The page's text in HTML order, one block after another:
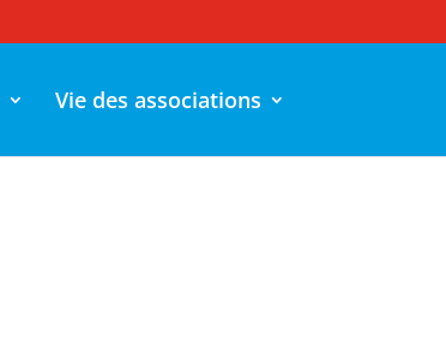
Vie des associations